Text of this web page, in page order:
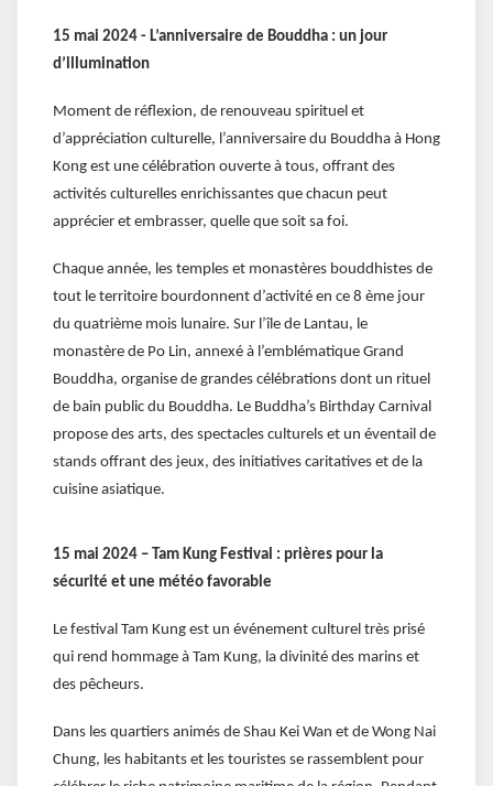
15 mai 2024 - L’anniversaire de Bouddha : un jour
d’illumination
Moment de réflexion, de renouveau spirituel et
d’appréciation culturelle, l’anniversaire du Bouddha à Hong
Kong est une célébration ouverte à tous, offrant des
activités culturelles enrichissantes que chacun peut
apprécier et embrasser, quelle que soit sa foi.
Chaque année, les temples et monastères bouddhistes de
tout le territoire bourdonnent d’activité en ce 8 ème jour
du quatrième mois lunaire. Sur l’île de Lantau, le
monastère de Po Lin, annexé à l’emblématique Grand
Bouddha, organise de grandes célébrations dont un rituel
de bain public du Bouddha. Le Buddha’s Birthday Carnival
propose des arts, des spectacles culturels et un éventail de
stands offrant des jeux, des initiatives caritatives et de la
cuisine asiatique.
15 mai 2024 – Tam Kung Festival : prières pour la
sécurité et une météo favorable
Le festival Tam Kung est un événement culturel très prisé
qui rend hommage à Tam Kung, la divinité des marins et
des pêcheurs.
Dans les quartiers animés de Shau Kei Wan et de Wong Nai
Chung, les habitants et les touristes se rassemblent pour